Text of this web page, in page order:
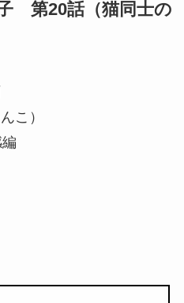
第20話（猫同士の
こ）